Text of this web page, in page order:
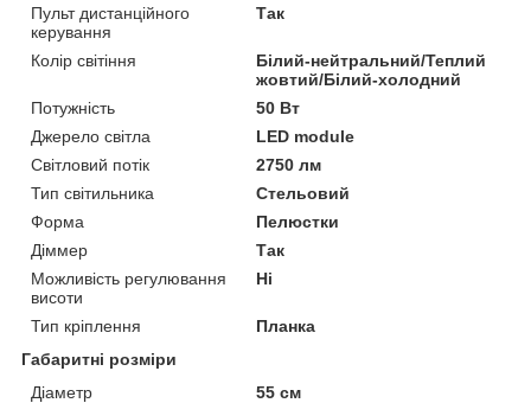
Пульт дистанційного
керування
Так
Колір світіння
Білий-нейтральний/Теплий
жовтий/Білий-холодний
Потужність
50 Вт
Джерело світла
LED module
Світловий потік
2750 лм
Тип світильника
Стельовий
Форма
Пелюстки
Діммер
Так
Можливість регулювання
висоти
Ні
Тип кріплення
Планка
Габаритні розміри
Діаметр
55 см